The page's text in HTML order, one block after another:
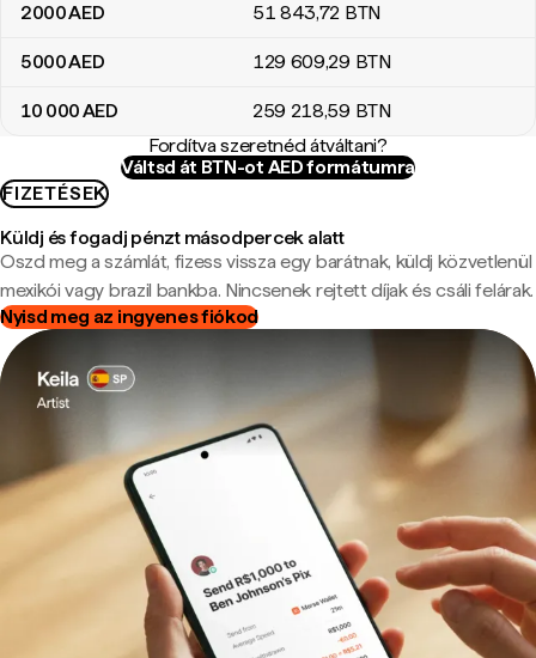
2000AED 51 843,72 BTN
5000AED 129 609,29 BTN
10 000AED 259 218,59 BTN
Fordítva szeretnéd átváltani?
Váltsd át BTN-ot AED formátumra
FIZETÉSEK
Küldj és fogadj pénzt másodpercek alatt
Oszd meg a számlát, fizess vissza egy barátnak, küldj közvetlenül
mexikói vagy brazil bankba. Nincsenek rejtett díjak és csáli felárak.
Nyisd meg az ingyenes fiókod